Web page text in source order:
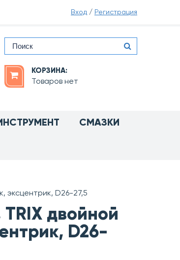
Вход / Регистрация
КОРЗИНА:
Товаров нет
СМАЗКИ
эксцентрик, D26-27,5
двойной
D26-